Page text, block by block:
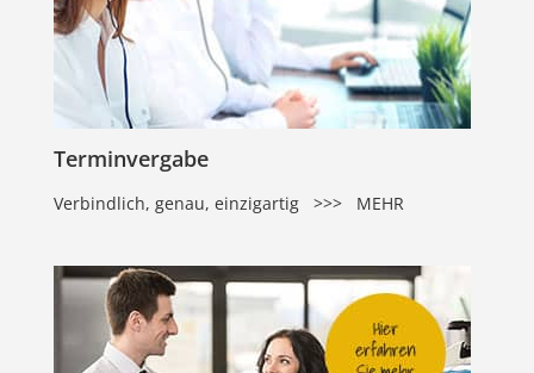
Terminvergabe
Verbindlich, genau, einzigartig >>> MEHR